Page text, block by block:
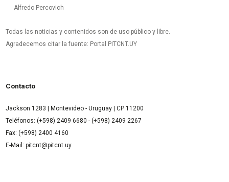
Alfredo Percovich
Todas las noticias y contenidos son de uso público y libre.
Agradecemos citar la fuente: Portal PITCNT.UY
Contacto
Jackson 1283 | Montevideo - Uruguay | CP 11200
Teléfonos: (+598) 2409 6680 - (+598) 2409 2267
Fax: (+598) 2400 4160
E-Mail: pitcnt@pitcnt.uy